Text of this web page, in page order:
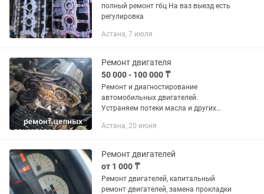
полный ремонт гбц На ваз выезд есть
регулировка
Астана, 7 июля
Ремонт двигателя
50 000 - 100 000 ₸
Ремонт и диагностирование
автомобильных двигателей.
Устраняем потеки масла и других
замена прокладки ГБЦ, замена
приобрести...
Астана, 20 июня
Ремонт двигателей
от 1 000 ₸
Ремонт двигателей, капитальный
ремонт двигателей, замена прокладки